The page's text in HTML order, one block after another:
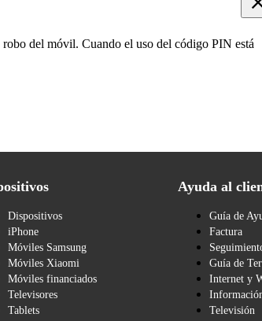
del móvil. Cuando el uso del código PIN está
Dispositivos
iPhone
Móviles Samsung
Móviles Xiaomi
Móviles financiados
Televisores
Tablets
Ayuda al
Guía de
Factura
Guía de
Internet y
Televisión